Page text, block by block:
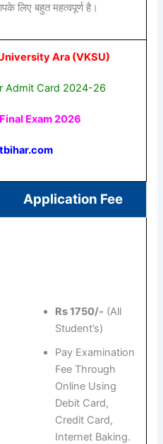
लिए बहुत महत्वपूर्ण है।
Ara (VKSU)
Admit Card 2024-26
Exam 2026
Application Fee
Rs 1750/- (All
Student’s)
Pay Examination
Fee Through
Online Using
Debit Card,
Credit Card,
Internet Baking.